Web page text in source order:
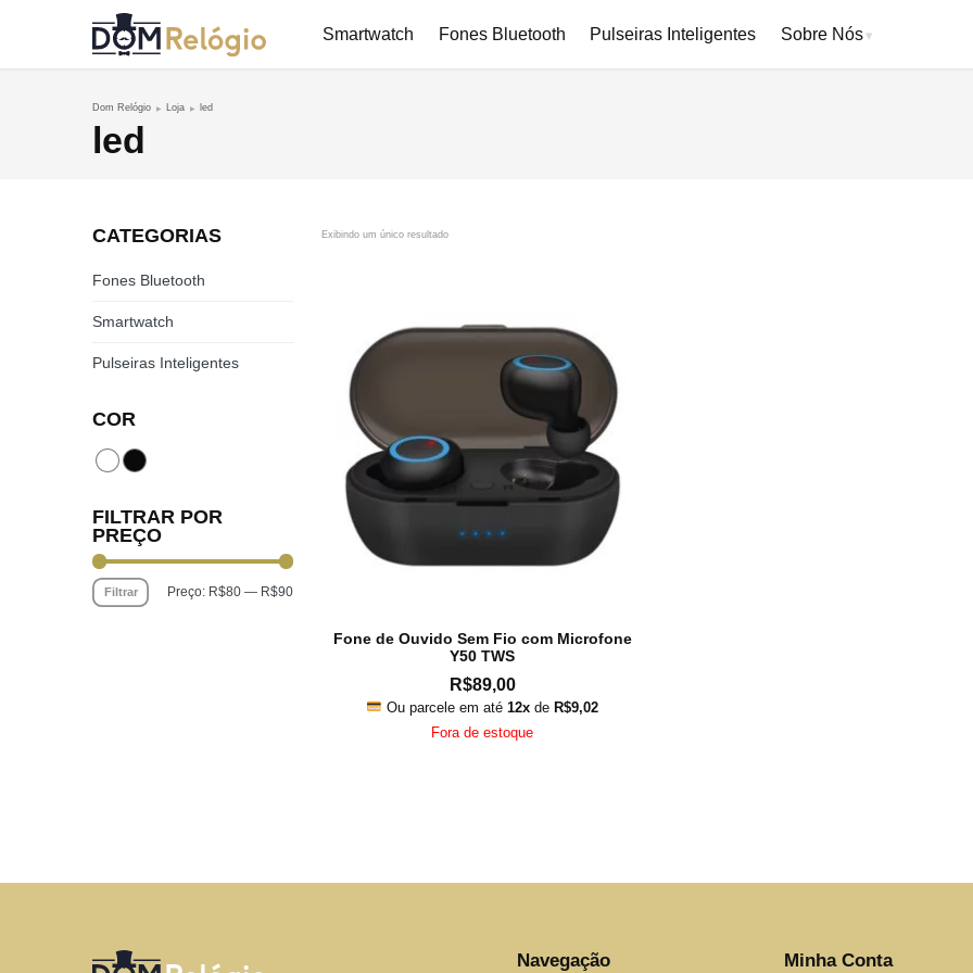
Smartwatch Fones Bluetooth Pulseiras Inteligentes Sobre Nós
Dom Relógio Loja led
led
Exibindo um único resultado
Fone de Ouvido Sem Fio com Microfone
Y50 TWS
R$89,00
Ou parcele em até12x deR$9,02
Fora de estoque
options
on
CATEGORIAS
Fones Bluetooth
Smartwatch
Pulseiras Inteligentes
COR
FILTRAR POR
PREÇO
Preço
Preço
Filtrar Preço: R$80 — R$90
Navegação Minha Conta